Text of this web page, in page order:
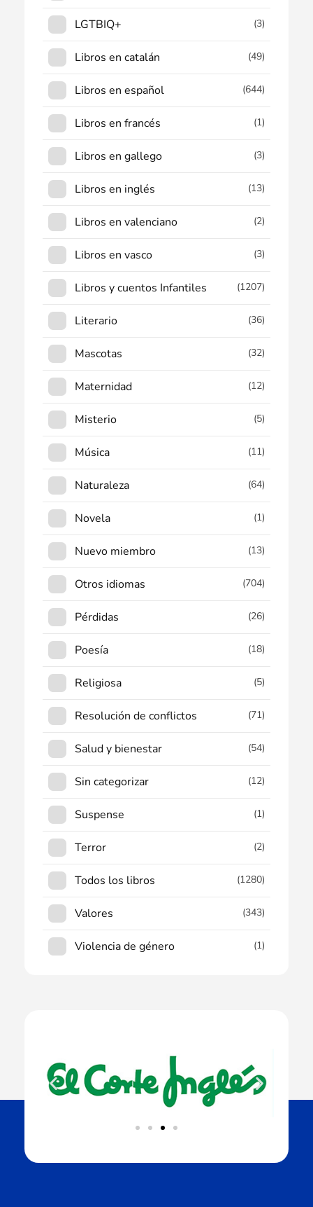
LGTBIQ+ (3)
Libros en catalán (49)
Libros en español (644)
Libros en francés (1)
Libros en gallego (3)
Libros en inglés (13)
Libros en valenciano (2)
Libros en vasco (3)
Libros y cuentos Infantiles (1207)
Literario (36)
Mascotas (32)
Maternidad (12)
Misterio (5)
Música (11)
Naturaleza (64)
Novela (1)
Nuevo miembro (13)
Otros idiomas (704)
Pérdidas (26)
Poesía (18)
Religiosa (5)
Resolución de conflictos (71)
Salud y bienestar (54)
Sin categorizar (12)
Suspense (1)
Terror (2)
Todos los libros (1280)
Valores (343)
Violencia de género (1)